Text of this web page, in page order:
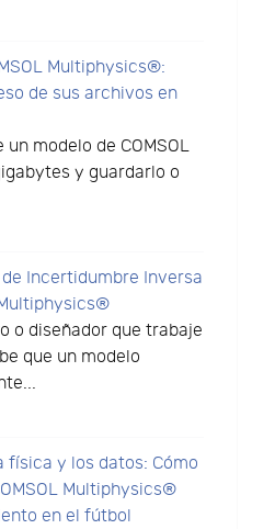
Multiphysics®:
de sus archivos en
modelo de COMSOL
y guardarlo o
Incertidumbre Inversa
Multiphysics®
o diseñador que trabaje
que un modelo
física y los datos: Cómo
Multiphysics®
en el fútbol